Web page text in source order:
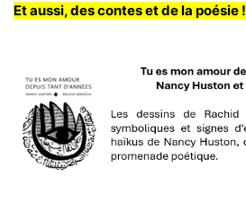
Et aussi, des contes et de la poésie !